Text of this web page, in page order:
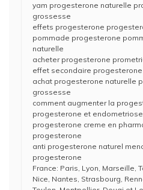
yam progesterone naturelle
grossesse
effets progesterone
pommade progesterone
naturelle
acheter progesterone
effet secondaire
achat progesterone naturelle
grossesse
comment augmenter la
progesterone et endometriose
progesterone creme en
progesterone
anti progesterone naturel
progesterone
France: Paris, Lyon, Marseille,
Nice, Nantes, Strasbourg,